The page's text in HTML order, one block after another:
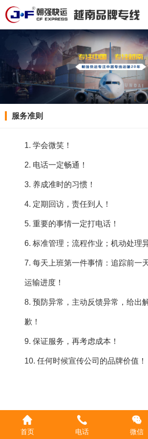
服务准则
1. 学会微笑！
2. 电话一定畅通！
3. 养成准时的习惯！
4. 定期回访，责任到人！
5. 重要的事情一定打电话！
6. 标准管理；流程作业；机动处理
7. 每天上班第一件事情：追踪前一
运输进度！
8. 预防异常，主动反馈异常，给出
歉！
9. 保证服务，再考虑成本！
10. 任何时候宣传公司的品牌价值！
首页 电话 微信